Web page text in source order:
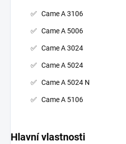
Came A 3106
Came A 5006
Came A 3024
Came A 5024
Came A 5024 N
Came A 5106
Hlavní vlastnosti